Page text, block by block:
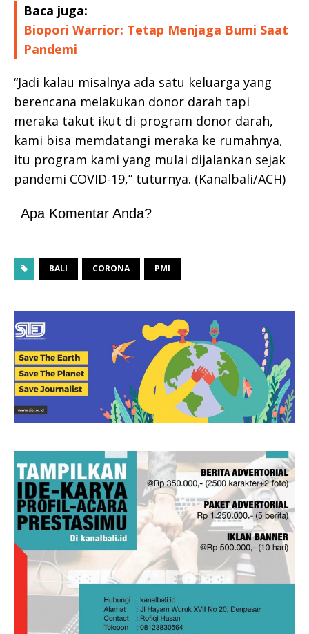
Baca juga:
Biopori Warrior: Tetap Menjaga Bumi Saat
Pandemi
“Jadi kalau misalnya ada satu keluarga yang
berencana melakukan donor darah tapi
meraka takut ikut di program donor darah,
kami bisa memdatangi meraka ke rumahnya,
itu program kami yang mulai dijalankan sejak
pandemi COVID-19,” tuturnya. (Kanalbali/ACH)
Apa Komentar Anda?
BALI CORONA PMI